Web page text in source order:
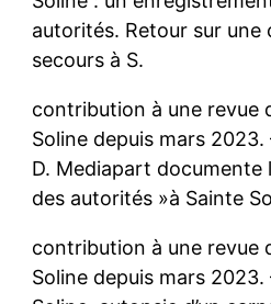
autorités. Retour sur une
secours à S.
contribution à une revue
Soline depuis mars 2023.
D. Mediapart documente
des autorités »à Sainte
contribution à une revue
Soline depuis mars 2023.